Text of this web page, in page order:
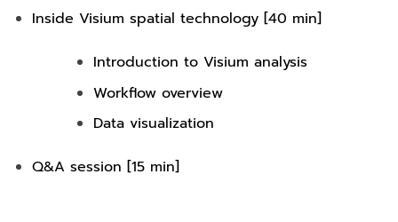
Inside Visium spatial technology [40 min]
Introduction to Visium analysis
Workflow overview
Data visualization
Q&A session [15 min]